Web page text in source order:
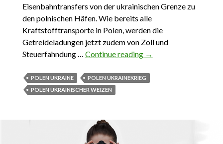
Eisenbahntransfers von der ukrainischen Grenze zu
den polnischen Häfen. Wie bereits alle
Kraftstofftransporte in Polen, werden die
Getreideladungen jetzt zudem von Zoll und
Steuerfahndung … Continue reading 21.04.2023. Die Flinte
Korn geworfen
→
POLEN UKRAINE
POLEN UKRAINEKRIEG
POLEN UKRAINISCHER WEIZEN